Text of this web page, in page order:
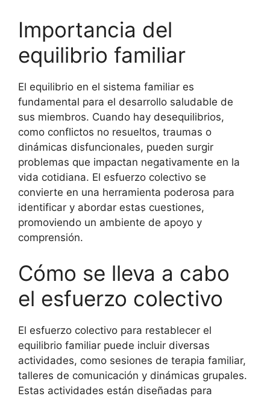
Importancia del
equilibrio familiar
El equilibrio en el sistema familiar es
fundamental para el desarrollo saludable de
sus miembros. Cuando hay desequilibrios,
como conflictos no resueltos, traumas o
dinámicas disfuncionales, pueden surgir
problemas que impactan negativamente en la
vida cotidiana. El esfuerzo colectivo se
convierte en una herramienta poderosa para
identificar y abordar estas cuestiones,
promoviendo un ambiente de apoyo y
comprensión.
Cómo se lleva a cabo
el esfuerzo colectivo
El esfuerzo colectivo para restablecer el
equilibrio familiar puede incluir diversas
actividades, como sesiones de terapia familiar,
talleres de comunicación y dinámicas grupales.
Estas actividades están diseñadas para